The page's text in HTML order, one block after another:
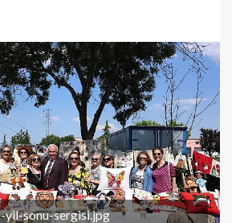
yil-sonu-sergisi.jpg